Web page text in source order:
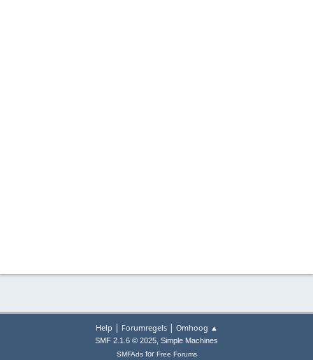
Help | Forumregels| Omhoog ▲
SMF 2.1.6 © 2025, Simple Machines
SMFAdsfor Free Forums